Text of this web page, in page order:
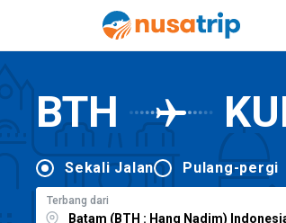
BTH
Sekali Jalan Pulang-pergi
Terbang dari